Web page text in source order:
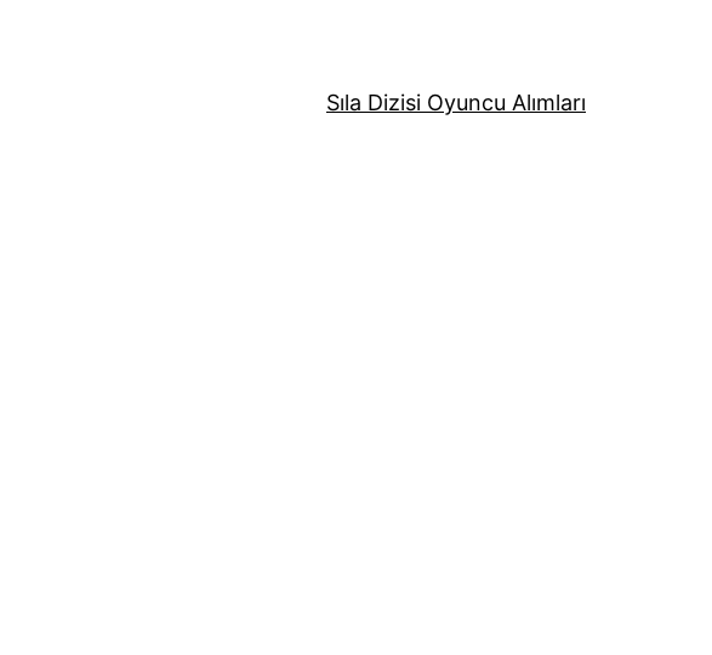
Sıla Dizisi Oyuncu Alımları